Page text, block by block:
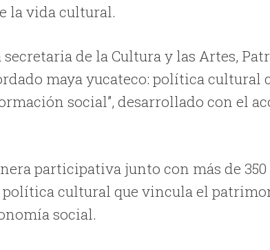
la vida cultural.
de la Cultura y las Artes,
maya yucateco: política cultural
social”, desarrollado con el
participativa junto con más de 350
política cultural que vincula el
social.